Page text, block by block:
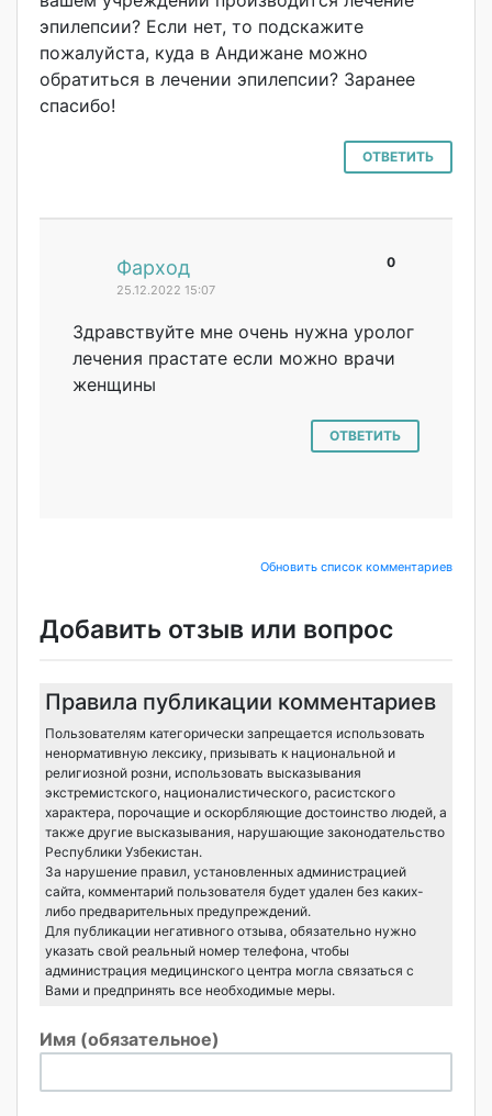
эпилепсии? Если нет, то подскажите
пожалуйста, куда в Андижане можно
обратиться в лечении эпилепсии? Заранее
спасибо!
ОТВЕТИТЬ
0
Фарход
25.12.2022 15:07
Здравствуйте мне очень нужна уролог
лечения прастате если можно врачи
женщины
ОТВЕТИТЬ
Обновить список комментариев
Добавить отзыв или вопрос
Правила публикации комментариев
Пользователям категорически запрещается использовать
ненормативную лексику, призывать к национальной и
религиозной розни, использовать высказывания
экстремистского, националистического, расистского
характера, порочащие и оскорбляющие достоинство людей, а
также другие высказывания, нарушающие законодательство
Республики Узбекистан.
За нарушение правил, установленных администрацией
сайта, комментарий пользователя будет удален без каких-
либо предварительных предупреждений.
Для публикации негативного отзыва, обязательно нужно
указать свой реальный номер телефона, чтобы
администрация медицинского центра могла связаться с
Вами и предпринять все необходимые меры.
Имя (обязательное)